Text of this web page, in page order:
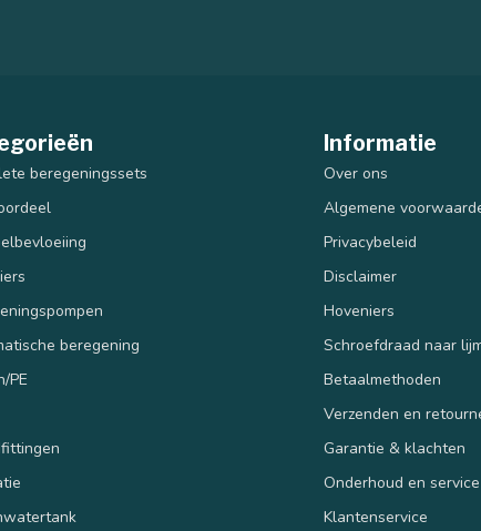
beregeningssets
beregening
PE
Informatie
Over ons
Algemene
Privacybeleid
Disclaimer
Hoveniers
Schroefdraad naar
Betaalmethoden
Verzenden en
Garantie & klachten
Onderhoud en service
Klantenservice